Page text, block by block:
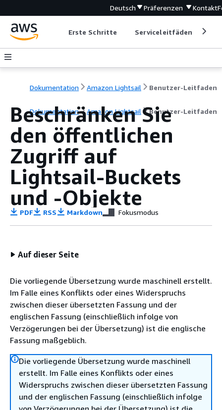
Deutsch Präferenzen Kontakt
Erste Schritte Serviceleitfäden
Dokumentation Amazon Lightsail Benutzer-Leitfaden
Dokumentation Amazon Lightsail Benutzer-Leitfaden
Beschränken Sie
den öffentlichen
Zugriff auf
Lightsail-Buckets
und -Objekte
PDF RSS Markdown Fokusmodus
Auf dieser Seite
Die vorliegende Übersetzung wurde maschinell erstellt.
Im Falle eines Konflikts oder eines Widerspruchs
zwischen dieser übersetzten Fassung und der
englischen Fassung (einschließlich infolge von
Verzögerungen bei der Übersetzung) ist die englische
Fassung maßgeblich.
Die vorliegende Übersetzung wurde maschinell
erstellt. Im Falle eines Konflikts oder eines
Widerspruchs zwischen dieser übersetzten Fassung
und der englischen Fassung (einschließlich infolge